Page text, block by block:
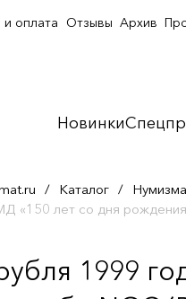
Новинки
и оплата Отзывы Архив
/ Каталог /
«150 лет со дня
1999